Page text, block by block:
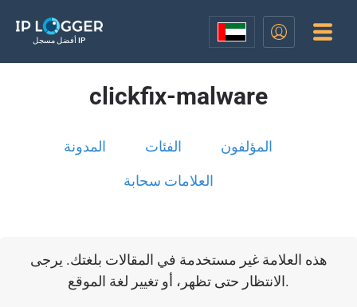
أفضل مسجل IP
clickfix-malware
المدونة الفئات المؤلفون
العلامات سحابة